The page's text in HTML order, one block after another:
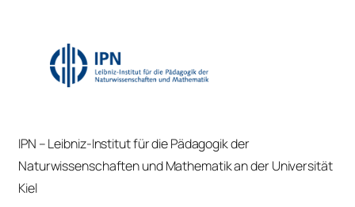
IPN – Leibniz-Institut für die Pädagogik der
Naturwissenschaften und Mathematik an der Universität
Kiel